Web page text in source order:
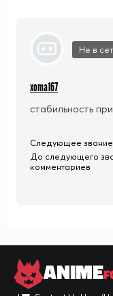
Не в
xoma167
стабильность
Следующее
До следующего
комментариев
ANIME